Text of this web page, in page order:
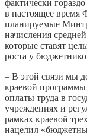
фактически
в настоящее время
планируемые
начисления
которые ставят
роста у
– В этой связи мы
краевой
оплаты труда в
учреждениях и
рамках краевой
нацелил